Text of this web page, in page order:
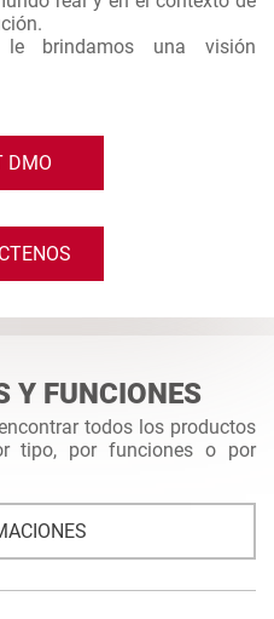
le brindamos una visión
DMO
Y FUNCIONES
todos los productos
tipo, por funciones o por